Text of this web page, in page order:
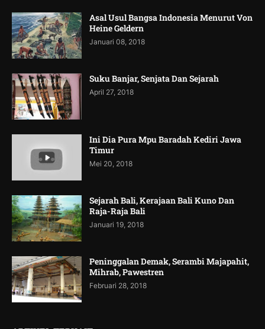
Asal Usul Bangsa Indonesia Menurut Von
Heine Geldern
Januari 08, 2018
Suku Banjar, Senjata Dan Sejarah
April 27, 2018
Ini Dia Pura Mpu Baradah Kediri Jawa
Timur
Mei 20, 2018
Sejarah Bali, Kerajaan Bali Kuno Dan
Raja-Raja Bali
Januari 19, 2018
Peninggalan Demak, Serambi Majapahit,
Mihrab, Pawestren
Februari 28, 2018